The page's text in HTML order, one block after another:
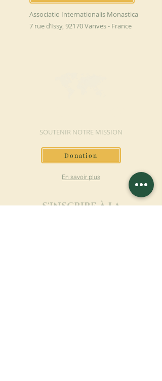
Associatio Internationalis Monastica
7 rue d’Issy, 92170 Vanves - France
SOUTENIR NOTRE MISSION
Donation
En savoir plus
S'INSCRIRE À LA